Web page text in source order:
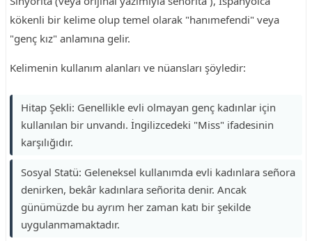
kökenli bir kelime olup temel olarak "hanımefendi" veya
"genç kız" anlamına gelir.
Kelimenin kullanım alanları ve nüansları şöyledir:
Hitap Şekli: Genellikle evli olmayan genç kadınlar için
kullanılan bir unvandı. İngilizcedeki "Miss" ifadesinin
karşılığıdır.
Sosyal Statü: Geleneksel kullanımda evli kadınlara señora
denirken, bekâr kadınlara señorita denir. Ancak
günümüzde bu ayrım her zaman katı bir şekilde
uygulanmamaktadır.